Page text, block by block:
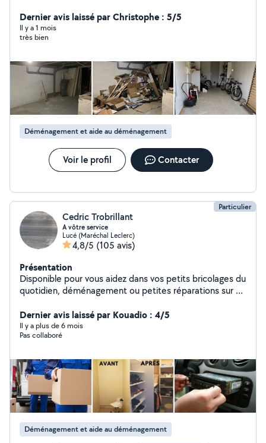
Dernier avis laissé par Christophe : 5/5
Il y a 1 mois
très bien
Déménagement et aide au déménagement
Voir le profil Contacter
Particulier
Cedric Trobrillant
A vôtre service
Lucé (Maréchal Leclerc)
4,8/5 (105 avis)
Présentation
Disponible pour vous aidez dans vos petits bricolages du
quotidien, déménagement ou petites réparations sur un
pointilleuse.
Dernier avis laissé par Kouadio : 4/5
Il y a plus de 6 mois
Pas collaboré
Déménagement et aide au déménagement